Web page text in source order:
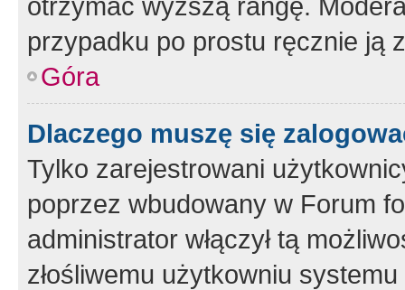
przypadku po prostu ręcznie ją
Góra
Dlaczego muszę się
Tylko zarejestrowani
poprzez wbudowany w Forum
administrator włączył tą
złośliwemu użytkowniu